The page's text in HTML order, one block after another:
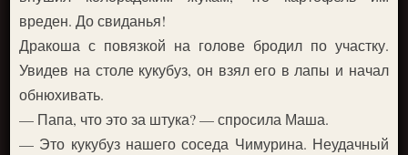
вреден. До свиданья!
Дракоша с повязкой на голове бродил по участку.
Увидев на столе кукубуз, он взял его в лапы и начал
обнюхивать.
— Папа, что это за штука? — спросила Маша.
— Это кукубуз нашего соседа Чимурина. Неудачный